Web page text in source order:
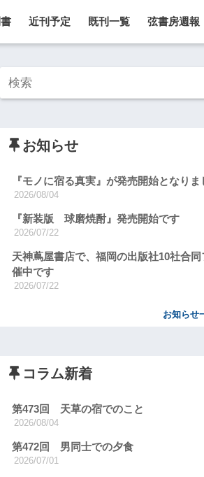
近刊予定 既刊一覧 弦書房週報
お知らせ
『モノに宿る真実』が発売開始となりま
2026/08/04
『新装版 球磨焼酎』発売開始です
2026/07/22
天神蔦屋書店で、福岡の出版社10社合同
催中です
2026/07/22
お知ら
コラム新着
第473回 天草の宿でのこと
2026/08/04
第472回 男同士での夕食
2026/07/01